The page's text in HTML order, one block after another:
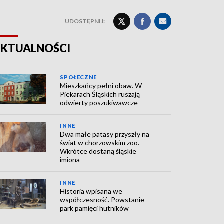
UDOSTĘPNIJ:
SPOŁECZNE
Mieszkańcy pełni obaw. W
Piekarach Śląskich ruszają
odwierty poszukiwawcze
INNE
Dwa małe patasy przyszły na
świat w chorzowskim zoo.
Wkrótce dostaną śląskie
imiona
INNE
Historia wpisana we
współczesność. Powstanie
park pamięci hutników